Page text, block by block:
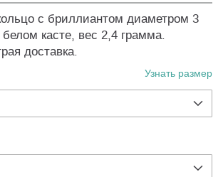
с бриллиантом диаметром 3
касте, вес 2,4 грамма.
доставка.
Узнать размер